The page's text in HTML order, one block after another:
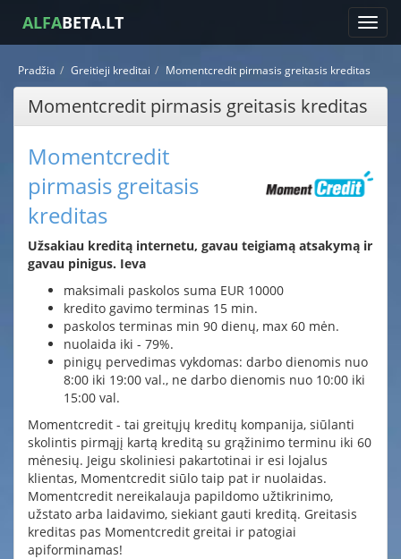
ALFABETA.LT
Pradžia Greitieji kreditai Momentcredit pirmasis greitasis kreditas
Momentcredit pirmasis greitasis kreditas
Momentcredit
pirmasis greitasis
kreditas
Užsakiau kreditą internetu, gavau teigiamą atsakymą ir
gavau pinigus. Ieva
maksimali paskolos suma EUR 10000
kredito gavimo terminas 15 min.
paskolos terminas min 90 dienų, max 60 mėn.
nuolaida iki - 79%.
pinigų pervedimas vykdomas: darbo dienomis nuo
8:00 iki 19:00 val., ne darbo dienomis nuo 10:00 iki
15:00 val.
Momentcredit - tai greitųjų kreditų kompanija, siūlanti
skolintis pirmąjį kartą kreditą su grąžinimo terminu iki 60
mėnesių. Jeigu skoliniesi pakartotinai ir esi lojalus
klientas, Momentcredit siūlo taip pat ir nuolaidas.
Momentcredit nereikalauja papildomo užtikrinimo,
užstato arba laidavimo, siekiant gauti kreditą. Greitasis
kreditas pas Momentcredit greitai ir patogiai
apiforminamas!